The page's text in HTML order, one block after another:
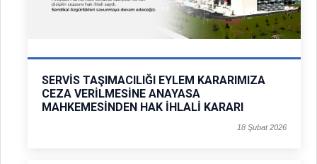
SERVİS TAŞIMACILIĞI EYLEM KARARIMIZA
CEZA VERİLMESİNE ANAYASA
MAHKEMESİNDEN HAK İHLALİ KARARI
18 Şubat 2026